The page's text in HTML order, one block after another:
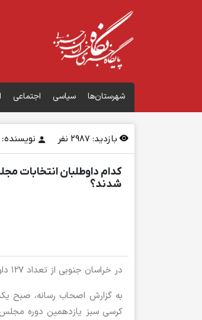
شهرستان‌ها سیاسی اجتماعی
بازدید: نفر
کدام داوطلبان انتخابات
شدند؟
در خراسان ‌جنوبی از تعداد ۱۲۷ داوطلب ثبت‌نام‌کننده تصدی کرسی سبز بهارستان تعداد ۵۱ نفر تأیید صلاحیت شدند.
کرسی سبز یازدهمین دوره مجلس